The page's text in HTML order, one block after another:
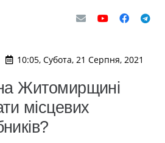
10:05, Субота, 21 Серпня, 2021
Житомирщині
місцевих